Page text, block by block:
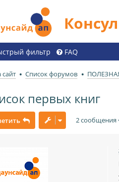
фильтр FAQ
сайт Список форумов
первых книг
2 сообщения